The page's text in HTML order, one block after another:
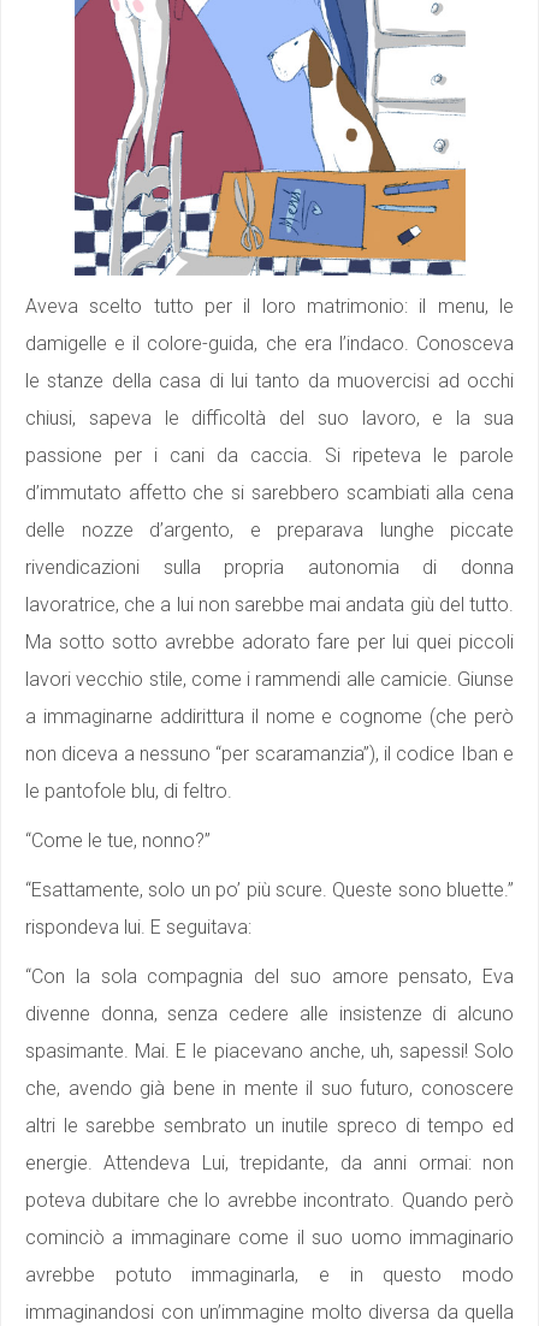
Aveva scelto tutto per il loro matrimonio: il menu, le
damigelle e il colore-guida, che era l’indaco. Conosceva
le stanze della casa di lui tanto da muovercisi ad occhi
chiusi, sapeva le difficoltà del suo lavoro, e la sua
passione per i cani da caccia. Si ripeteva le parole
d’immutato affetto che si sarebbero scambiati alla cena
delle nozze d’argento, e preparava lunghe piccate
rivendicazioni sulla propria autonomia di donna
lavoratrice, che a lui non sarebbe mai andata giù del tutto.
Ma sotto sotto avrebbe adorato fare per lui quei piccoli
lavori vecchio stile, come i rammendi alle camicie. Giunse
a immaginarne addirittura il nome e cognome (che però
non diceva a nessuno “per scaramanzia”), il codice Iban e
le pantofole blu, di feltro.
“Come le tue, nonno?”
“Esattamente, solo un po’ più scure. Queste sono bluette.”
rispondeva lui. E seguitava:
“Con la sola compagnia del suo amore pensato, Eva
divenne donna, senza cedere alle insistenze di alcuno
spasimante. Mai. E le piacevano anche, uh, sapessi! Solo
che, avendo già bene in mente il suo futuro, conoscere
altri le sarebbe sembrato un inutile spreco di tempo ed
energie. Attendeva Lui, trepidante, da anni ormai: non
poteva dubitare che lo avrebbe incontrato. Quando però
cominciò a immaginare come il suo uomo immaginario
avrebbe potuto immaginarla, e in questo modo
immaginandosi con un’immagine molto diversa da quella